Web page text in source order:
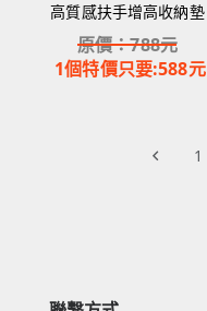
高質感扶手增高收納墊
原價：788元
1個特價只要:588元
1